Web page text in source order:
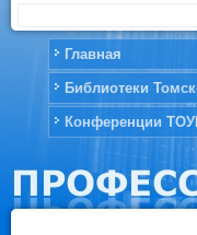
Главная
Библиотеки
Конференции